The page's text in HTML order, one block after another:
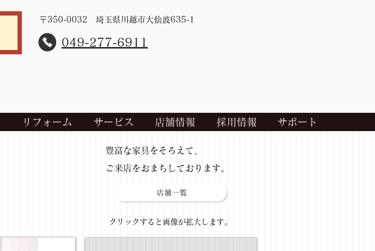
〒350-0032 埼玉県川越市大仙波635-1
​049-277-6911
リフォーム サービス 店舗情報 採用情報 サポート
​豊富な家具をそろえて、
ご来店をおまちしております。
店舗一覧
​クリックすると画像が拡大します。